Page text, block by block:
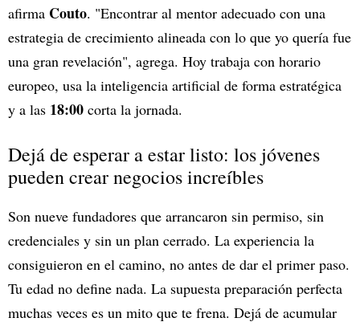
afirma Couto. "Encontrar al mentor adecuado con una
estrategia de crecimiento alineada con lo que yo quería fue
una gran revelación", agrega. Hoy trabaja con horario
europeo, usa la inteligencia artificial de forma estratégica
y a las 18:00 corta la jornada.
Dejá de esperar a estar listo: los jóvenes
pueden crear negocios increíbles
Son nueve fundadores que arrancaron sin permiso, sin
credenciales y sin un plan cerrado. La experiencia la
consiguieron en el camino, no antes de dar el primer paso.
Tu edad no define nada. La supuesta preparación perfecta
muchas veces es un mito que te frena. Dejá de acumular